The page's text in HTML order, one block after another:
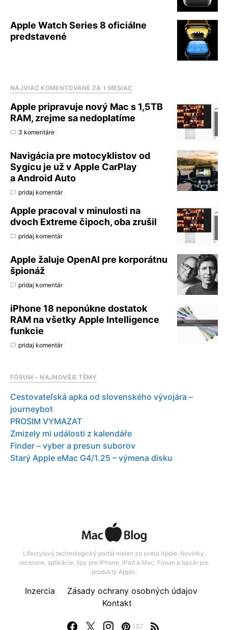
Apple Watch Series 8 oficiálne
predstavené
NAJVIAC KOMENTOVANÉ ZA 1 MESIAC
Apple pripravuje nový Mac s 1,5TB
RAM, zrejme sa nedoplatíme
3 komentáre
Navigácia pre motocyklistov od
Sygicu je už v Apple CarPlay
a Android Auto
pridaj komentár
Apple pracoval v minulosti na
dvoch Extreme čipoch, oba zrušil
pridaj komentár
Apple žaluje OpenAI pre korporátnu
špionáž
pridaj komentár
iPhone 18 neponúkne dostatok
RAM na všetky Apple Intelligence
funkcie
pridaj komentár
FÓRUM – NAJNOVŠIE TÉMY
Cestovateľská apka od slovenského vývojára –
journeybot
PROSIM VYMAZAT
Zmizely mi události z kalendáře
Finder – vyber a presun suborov
Starý Apple eMac G4/1.25 – výmena disku
Lifestylový technologický portál nielen zo sveta Apple. Novinky,
recenzie, aplikácie, tipy pre iPhone, iPad a Mac. Fórum a bazár pre
produkty Apple.
137
Inzercia
Zásady ochrany osobných údajov
Kontakt